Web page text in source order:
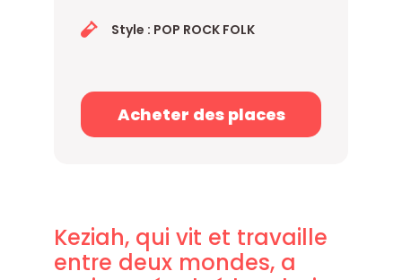
Keziah, qui vit et travaille
entre deux mondes, a
Style : POP ROCK FOLK
Acheter des places